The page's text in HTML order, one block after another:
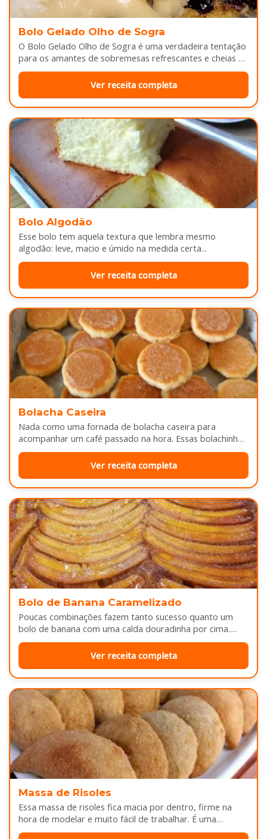
Bolo Gelado Olho de Sogra
O Bolo Gelado Olho de Sogra é uma verdadeira tentação
para os amantes de sobremesas refrescantes e cheias de
sabor...
Ver receita completa
Bolo Algodão
Esse bolo tem aquela textura que lembra mesmo
algodão: leve, macio e úmido na medida certa...
Ver receita completa
Bolacha Caseira
Nada como uma fornada de bolacha caseira para
acompanhar um café passado na hora. Essas bolachinhas
ficam levemente douradas por…
Ver receita completa
Bolo de Banana Caramelizado
Poucas combinações fazem tanto sucesso quanto um
bolo de banana com uma calda douradinha por cima.
Enquanto assa, aquele cheirinho…
Ver receita completa
Massa de Risoles
Essa massa de risoles fica macia por dentro, firme na
hora de modelar e muito fácil de trabalhar. É uma…